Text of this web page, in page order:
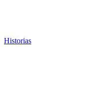
Historias